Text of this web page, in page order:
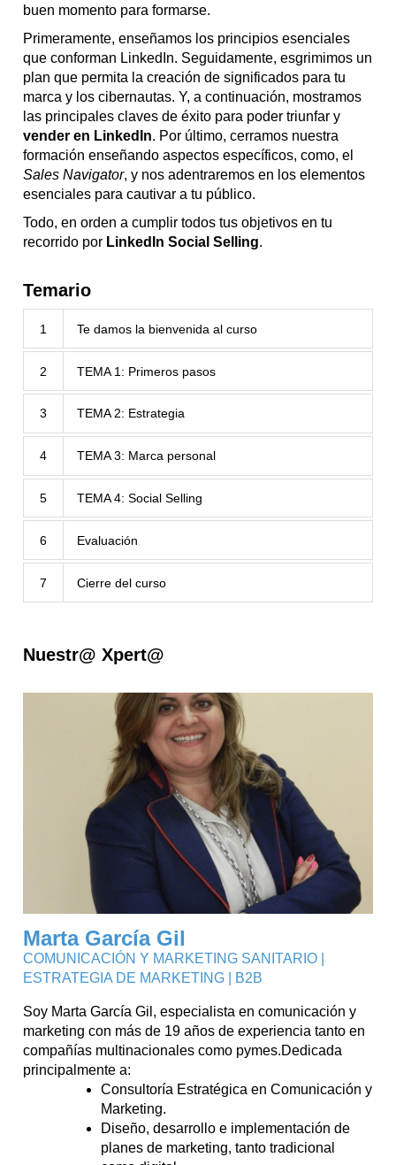
buen momento para formarse.
Primeramente, enseñamos los principios esenciales
que conforman LinkedIn. Seguidamente, esgrimimos un
plan que permita la creación de significados para tu
marca y los cibernautas. Y, a continuación, mostramos
las principales claves de éxito para poder triunfar y
vender en LinkedIn. Por último, cerramos nuestra
formación enseñando aspectos específicos, como, el
Sales Navigator, y nos adentraremos en los elementos
esenciales para cautivar a tu público.
Todo, en orden a cumplir todos tus objetivos en tu
recorrido por LinkedIn Social Selling.
Temario
1 Te damos la bienvenida al curso
2 TEMA 1: Primeros pasos
3 TEMA 2: Estrategia
4 TEMA 3: Marca personal
5 TEMA 4: Social Selling
6 Evaluación
7 Cierre del curso
Nuestr@ Xpert@
Marta García Gil
COMUNICACIÓN Y MARKETING SANITARIO |
ESTRATEGIA DE MARKETING | B2B
Soy Marta García Gil, especialista en comunicación y
marketing con más de 19 años de experiencia tanto en
compañías multinacionales como pymes.Dedicada
principalmente a:
Consultoría Estratégica en Comunicación y
Marketing.
Diseño, desarrollo e implementación de
planes de marketing, tanto tradicional